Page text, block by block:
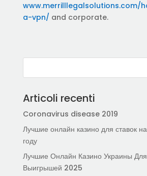
www.merrilllegalsolutions.com/
a-vpn/ and corporate.
Articoli recenti
Coronavirus disease 2019
Лучшие онлайн казино для ставок
году
Лучшие Онлайн Казино Украины
Выигрышей 2025